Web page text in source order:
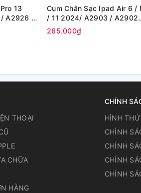
13
A2926 /
Cụm Chân Sạc Ipad Air 6 /
/ 11 2024/ A2903 / A2902
(2024) (Zin)
265.000₫
THOẠI
CHỮA
HÀNG
CHÍNH
HÌNH
CHÍNH
CHÍNH
CHÍNH
CHÍNH